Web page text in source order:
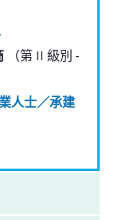
（第 II 級別 -
人士／承建